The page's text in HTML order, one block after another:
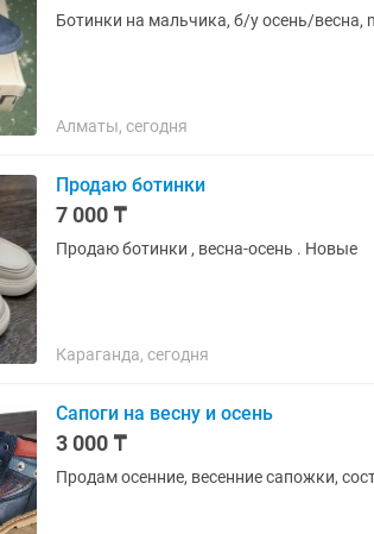
Ботинки на мальчика, б/у осень/весна,
Алматы, сегодня
Продаю ботинки
7 000 ₸
Продаю ботинки , весна-осень . Новые
Караганда, сегодня
Сапоги на весну и осень
3 000 ₸
Продам осенние, весенние сапожки,